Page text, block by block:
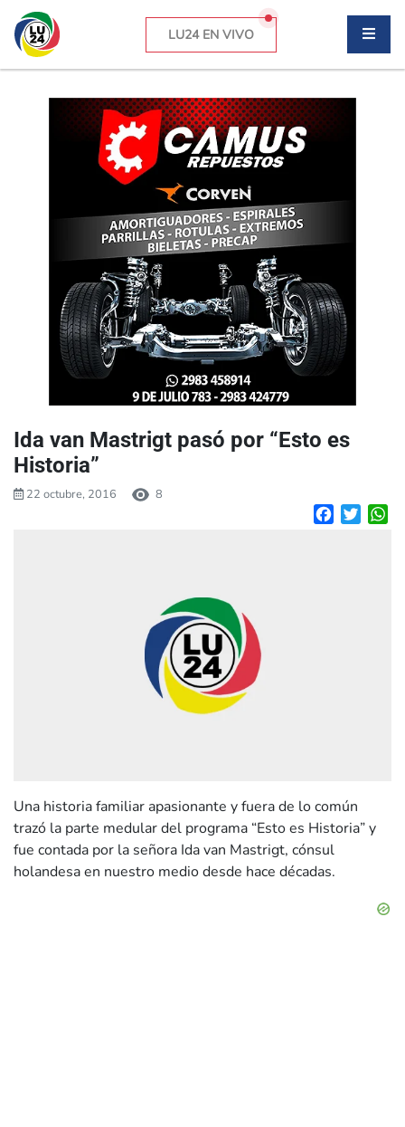
LU24 EN VIVO
Ida van Mastrigt pasó por “Esto es
Historia”
22 octubre, 2016 8
Facebook
Una historia familiar apasionante y fuera de lo común
trazó la parte medular del programa “Esto es Historia” y
fue contada por la señora Ida van Mastrigt, cónsul
holandesa en nuestro medio desde hace décadas.